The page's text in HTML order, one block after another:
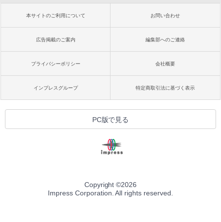
本サイトのご利用について お問い合わせ
広告掲載のご案内 編集部へのご連絡
プライバシーポリシー 会社概要
インプレスグループ 特定商取引法に基づく表示
PC版で見る
Copyright ©2026
Impress Corporation. All rights reserved.